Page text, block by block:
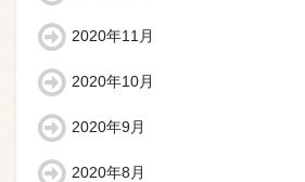
2020年11月
2020年10月
2020年9月
2020年8月